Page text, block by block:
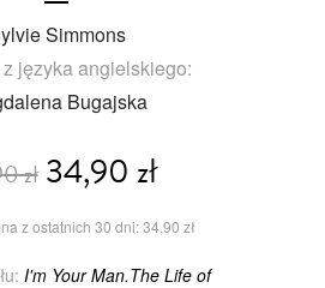
Simmons
z języka angielskiego:
Bugajska
zł34,90 zł
z ostatnich 30 dni: 34,90 zł
I'm Your Man.The Life of